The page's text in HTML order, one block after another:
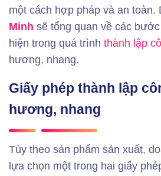
một cách hợp pháp và an toàn.
Minh sẽ tổng quan về các
hiện trong quá trình thành lập
hương, nhang.
Giấy phép thành lập
hương, nhang
Tùy theo sản phẩm sản xuất,
lựa chọn một trong hai giấy